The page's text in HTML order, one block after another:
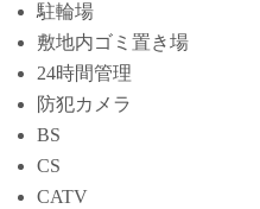
駐輪場
敷地内ゴミ置き場
24時間管理
防犯カメラ
BS
CS
CATV